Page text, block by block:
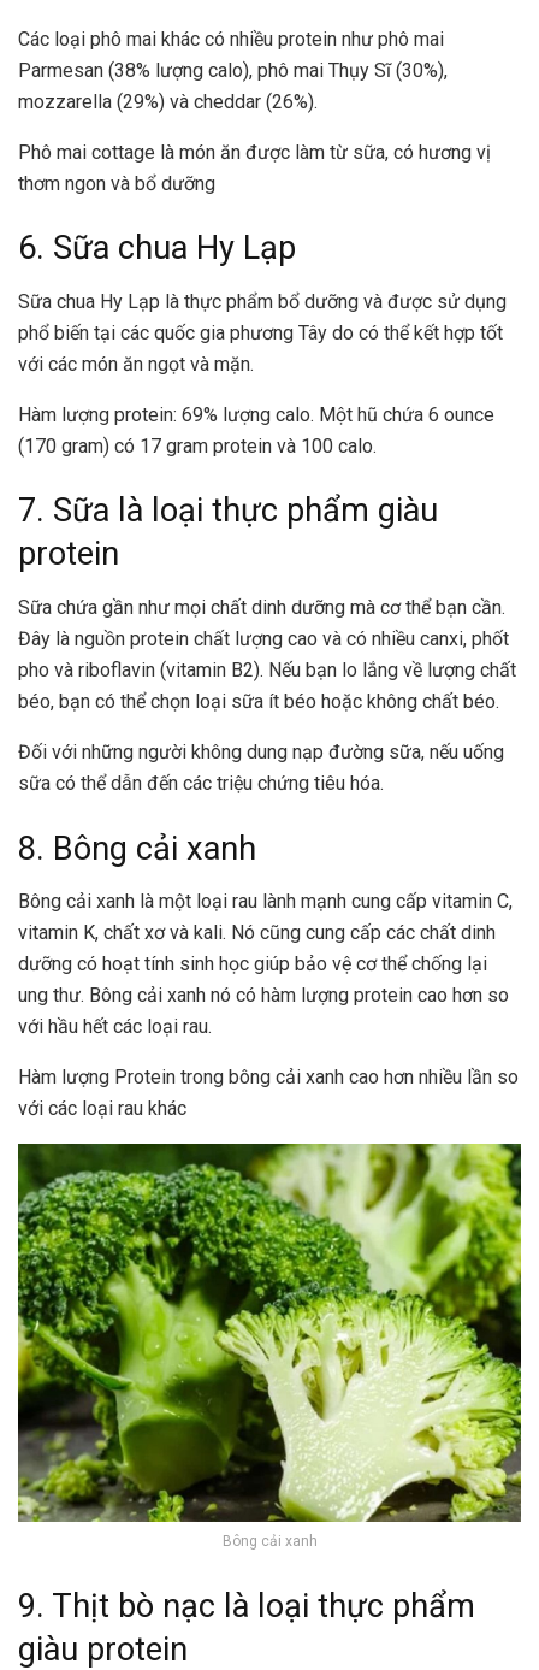
Các loại phô mai khác có nhiều protein như phô mai
Parmesan (38% lượng calo), phô mai Thụy Sĩ (30%),
mozzarella (29%) và cheddar (26%).
Phô mai cottage là món ăn được làm từ sữa, có hương vị
thơm ngon và bổ dưỡng
6. Sữa chua Hy Lạp
Sữa chua Hy Lạp là thực phẩm bổ dưỡng và được sử dụng
phổ biến tại các quốc gia phương Tây do có thể kết hợp tốt
với các món ăn ngọt và mặn.
Hàm lượng protein: 69% lượng calo. Một hũ chứa 6 ounce
(170 gram) có 17 gram protein và 100 calo.
7. Sữa là loại thực phẩm giàu
protein
Sữa chứa gần như mọi chất dinh dưỡng mà cơ thể bạn cần.
Đây là nguồn protein chất lượng cao và có nhiều canxi, phốt
pho và riboflavin (vitamin B2). Nếu bạn lo lắng về lượng chất
béo, bạn có thể chọn loại sữa ít béo hoặc không chất béo.
Đối với những người không dung nạp đường sữa, nếu uống
sữa có thể dẫn đến các triệu chứng tiêu hóa.
8. Bông cải xanh
Bông cải xanh là một loại rau lành mạnh cung cấp vitamin C,
vitamin K, chất xơ và kali. Nó cũng cung cấp các chất dinh
dưỡng có hoạt tính sinh học giúp bảo vệ cơ thể chống lại
ung thư. Bông cải xanh nó có hàm lượng protein cao hơn so
với hầu hết các loại rau.
Hàm lượng Protein trong bông cải xanh cao hơn nhiều lần so
với các loại rau khác
Bông cải xanh
9. Thịt bò nạc là loại thực phẩm
giàu protein